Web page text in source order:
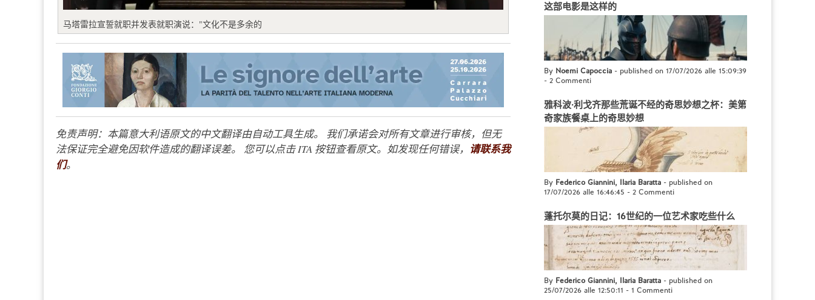
马塔雷拉宣誓就职并发表就职演说："文化不是多余的
免责声明：本篇意大利语原文的中文翻译由自动工具生成。 我们承诺会对所有文章进行审核，但无
法保证完全避免因软件造成的翻译误差。 您可以点击 ITA 按钮查看原文。如发现任何错误， 请联系我
们。
这部电影是这样的
By Noemi Capoccia - published on 17/07/2026 alle 15:09:39
- 2 Commenti
雅科波·利戈齐那些荒诞不经的奇思妙想之杯：美第
奇家族餐桌上的奇思妙想
By Federico Giannini, Ilaria Baratta - published on
17/07/2026 alle 16:46:45 - 2 Commenti
蓬托尔莫的日记：16世纪的一位艺术家吃些什么
By Federico Giannini, Ilaria Baratta - published on
25/07/2026 alle 12:50:11 - 1 Commenti